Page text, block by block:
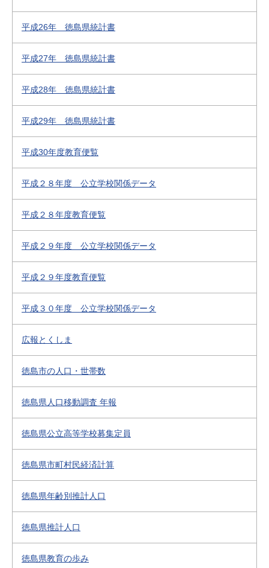
平成26年 徳島県統計書
平成27年 徳島県統計書
平成28年 徳島県統計書
平成29年 徳島県統計書
平成30年度教育便覧
平成２８年度 公立学校関係データ
平成２８年度教育便覧
平成２９年度 公立学校関係データ
平成２９年度教育便覧
平成３０年度 公立学校関係データ
広報とくしま
徳島市の人口・世帯数
徳島県人口移動調査 年報
徳島県公立高等学校募集定員
徳島県市町村民経済計算
徳島県年齢別推計人口
徳島県推計人口
徳島県教育の歩み